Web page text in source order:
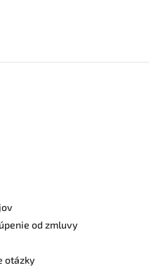
od zmluvy
otázky